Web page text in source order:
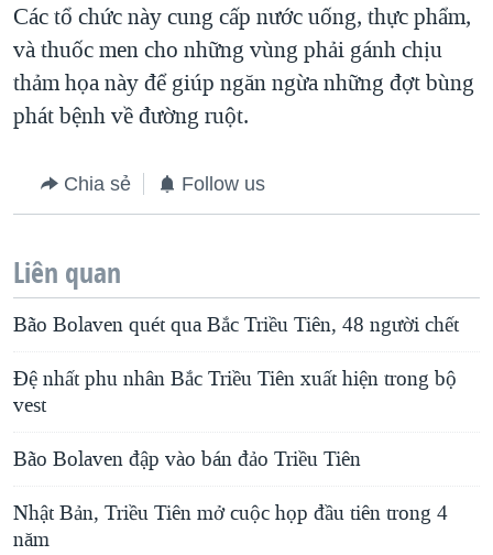
Các tổ chức này cung cấp nước uống, thực phẩm,
và thuốc men cho những vùng phải gánh chịu
thảm họa này để giúp ngăn ngừa những đợt bùng
phát bệnh về đường ruột.
Chia sẻ Follow us
Liên quan
Bão Bolaven quét qua Bắc Triều Tiên, 48 người chết
Đệ nhất phu nhân Bắc Triều Tiên xuất hiện trong bộ
vest
Bão Bolaven đập vào bán đảo Triều Tiên
Nhật Bản, Triều Tiên mở cuộc họp đầu tiên trong 4
năm